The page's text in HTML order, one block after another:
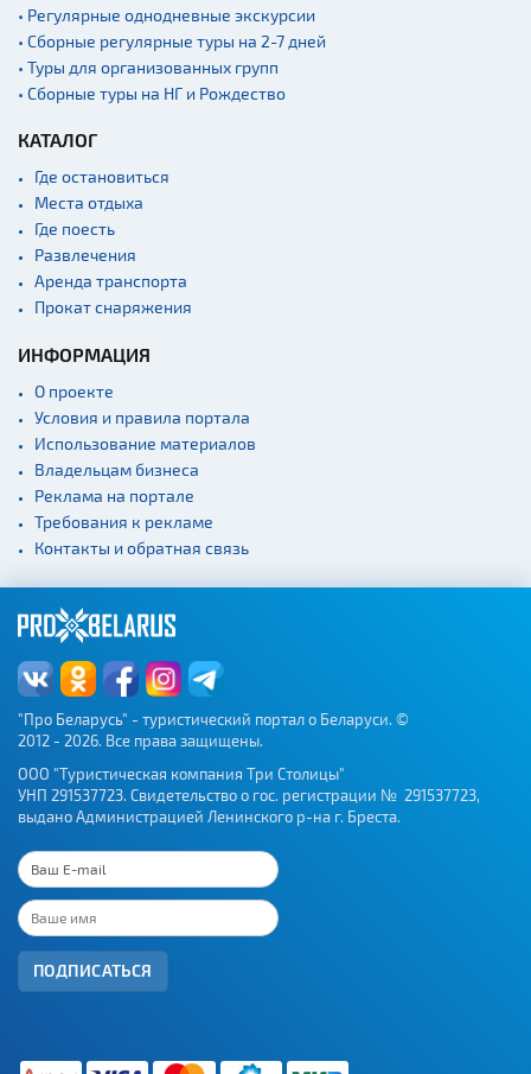
Речной транспорт и
причалы
• Регулярные однодневные экскурсии
• Сборные регулярные туры на 2-7 дней
• Туры для организованных групп
• Сборные туры на НГ и Рождество
КАТАЛОГ
Где остановиться
Места отдыха
Где поесть
Развлечения
Аренда транспорта
Прокат снаряжения
ИНФОРМАЦИЯ
О проекте
Условия и правила портала
Использование материалов
Владельцам бизнеса
Реклама на портале
Требования к рекламе
Контакты и обратная связь
"Про Беларусь" - туристический портал о Беларуси. ©
2012 - 2026. Все права защищены.
ООО "Туристическая компания Три Столицы"
УНП 291537723. Свидетельство о гос. регистрации № 291537723,
выдано Администрацией Ленинского р-на г. Бреста.
ПОДПИСАТЬСЯ